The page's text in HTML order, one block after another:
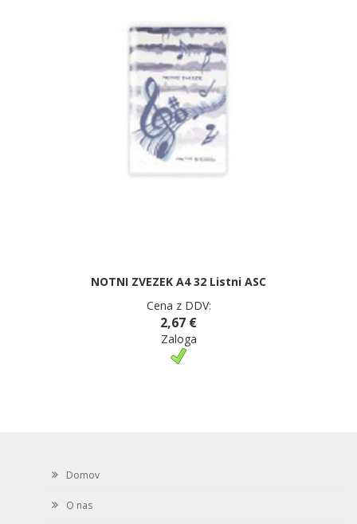
NOTNI ZVEZEK A4 32 Listni ASC
Cena z DDV:
2,67 €
Zaloga
Domov
O nas